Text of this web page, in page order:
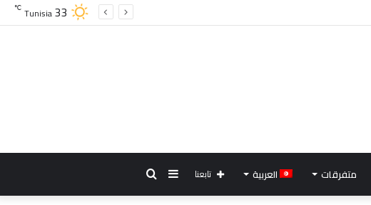
Tunisia33
℃
متفرقات العربية
بحثإضافة
تابعنا